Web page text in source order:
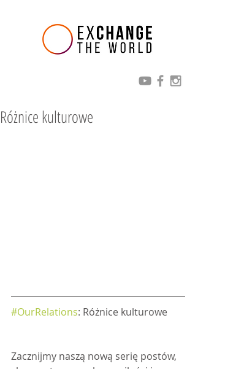
Różnice kulturowe
#OurRelations: Różnice kulturowe
Zacznijmy naszą nową serię postów,